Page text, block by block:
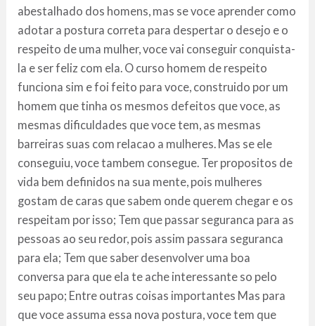
abestalhado dos homens, mas se voce aprender como
adotar a postura correta para despertar o desejo e o
respeito de uma mulher, voce vai conseguir conquista-
la e ser feliz com ela. O curso homem de respeito
funciona sim e foi feito para voce, construido por um
homem que tinha os mesmos defeitos que voce, as
mesmas dificuldades que voce tem, as mesmas
barreiras suas com relacao a mulheres. Mas se ele
conseguiu, voce tambem consegue. Ter propositos de
vida bem definidos na sua mente, pois mulheres
gostam de caras que sabem onde querem chegar e os
respeitam por isso; Tem que passar seguranca para as
pessoas ao seu redor, pois assim passara seguranca
para ela; Tem que saber desenvolver uma boa
conversa para que ela te ache interessante so pelo
seu papo; Entre outras coisas importantes Mas para
que voce assuma essa nova postura, voce tem que